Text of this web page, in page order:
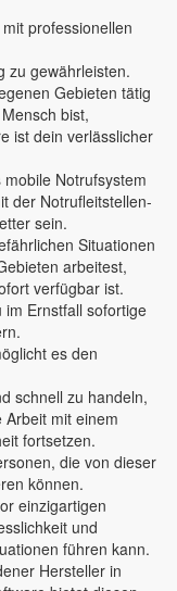
professionellen
zu gewährleisten.
Gebieten tätig
bist,
ist dein verlässlicher
Notrufsystem
der Notrufleitstellen-
sein.
Situationen
arbeitest,
verfügbar ist.
Ernstfall sofortige
es den
schnell zu handeln,
mit einem
fortsetzen.
die von dieser
können.
einzigartigen
und
führen kann.
Hersteller in